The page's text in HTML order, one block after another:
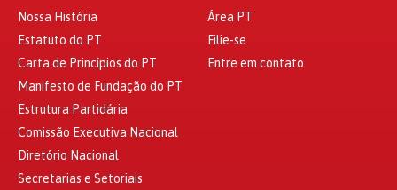
Nossa História
Estatuto do PT
Carta de Princípios do PT
Manifesto de Fundação do PT
Estrutura Partidária
Comissão Executiva Nacional
Diretório Nacional
Secretarias e Setoriais
Área PT
Filie-se
Entre em contato